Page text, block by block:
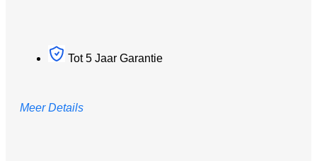
Tot 5 Jaar Garantie
Meer Details